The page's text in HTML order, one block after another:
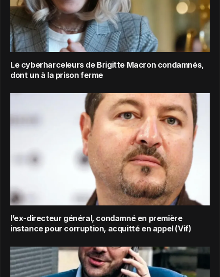
Le cyberharceleurs de Brigitte Macron condamnés,
dont un à la prison ferme
l’ex-directeur général, condamné en première
instance pour corruption, acquitté en appel (Vif)